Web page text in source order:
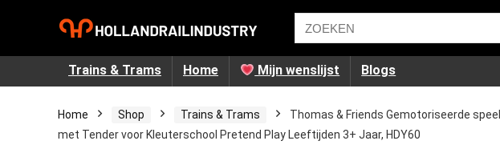
Trains & Trams Home Mijn wenslijst Blogs
Home Shop Trains & Trams
Thomas & Friends Gemotoriseerde
met Tender voor Kleuterschool Pretend Play Leeftijden 3+ Jaar, HDY60